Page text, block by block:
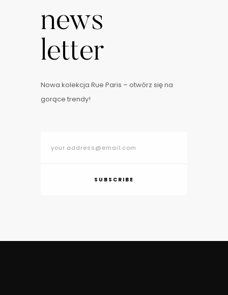
news
letter
Nowa kolekcja Rue Paris – otwórz się na
gorące trendy!
SUBSCRIBE